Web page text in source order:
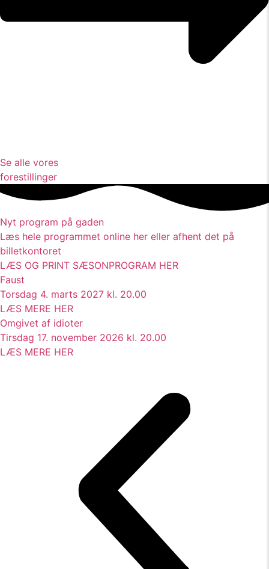
Se alle vores
forestillinger
Nyt program på gaden
Læs hele programmet online her eller afhent det på
billetkontoret
LÆS OG PRINT SÆSONPROGRAM HER
Faust
Torsdag 4. marts 2027 kl. 20.00
LÆS MERE HER
Omgivet af idioter
Tirsdag 17. november 2026 kl. 20.00
LÆS MERE HER